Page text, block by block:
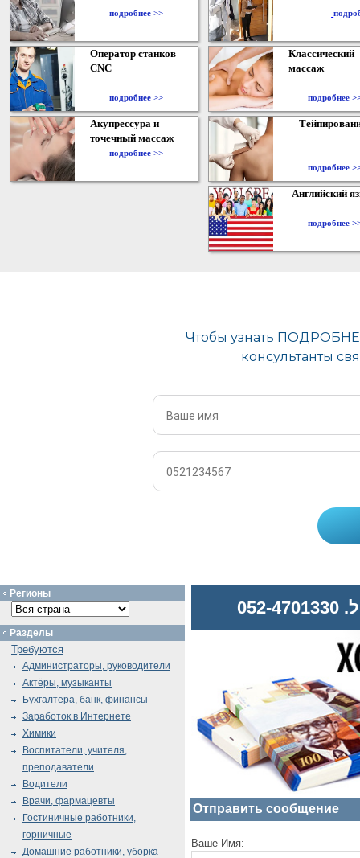
подробнее >>
Оператор станков
CNC
подробнее >>
Классический
массаж
подробнее
Акупрессура и
точечный массаж
подробнее >>
подробнее
Английский
подробнее
Отправить сообщение
Ваше Имя:
Регионы
Разделы
Требуются
Администраторы, руководители
Актёры, музыканты
Бухгалтера, банк, финансы
Заработок в Интернете
Химики
Воспитатели, учителя,
преподаватели
Водители
Врачи, фармацевты
Гостиничные работники,
горничные
Домашние работники, уборка